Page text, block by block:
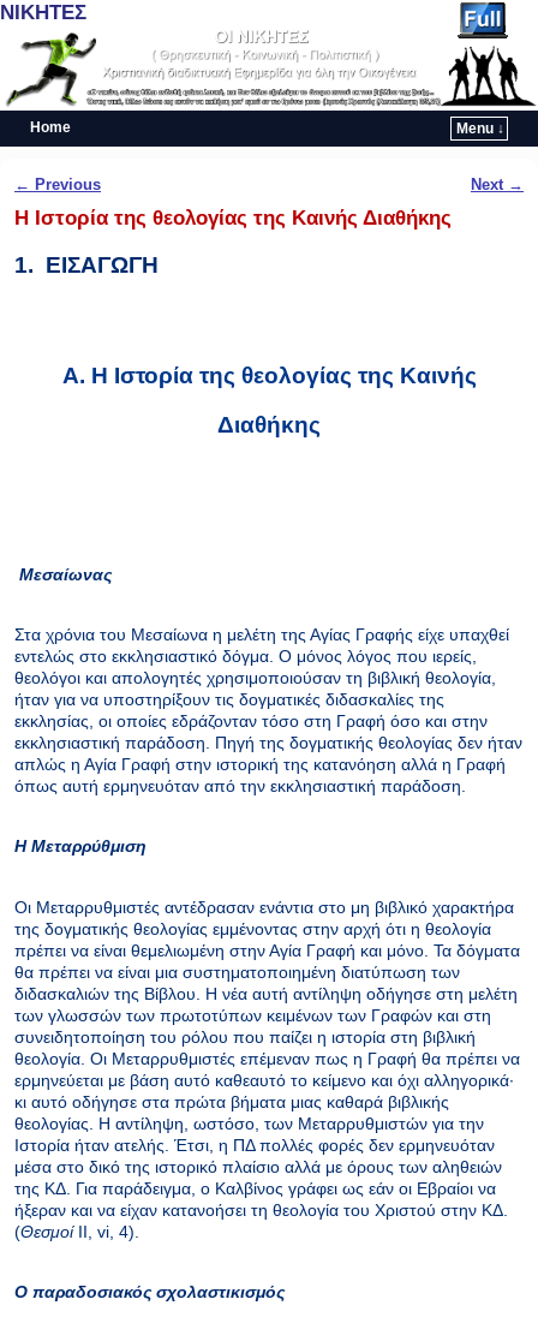
ΝΙΚΗΤΕΣ
Home
Menu ↓
Post navigation
← Previous Next →
Η Ιστορία της θεολογίας της Καινής Διαθήκης
1. ΕΙΣΑΓΩΓΗ
Α. Η Ιστορία της θεολογίας της Καινής
Διαθήκης
Μεσαίωνας
Στα χρόνια του Μεσαίωνα η μελέτη της Αγίας Γραφής είχε υπαχθεί
εντελώς στο εκκλησιαστικό δόγμα. Ο μόνος λόγος που ιερείς,
θεολόγοι και απολογητές χρησιμοποιούσαν τη βιβλική θεολογία,
ήταν για να υποστηρίξουν τις δογματικές διδασκαλίες της
εκκλησίας, οι οποίες εδράζονταν τόσο στη Γραφή όσο και στην
εκκλησιαστική παράδοση. Πηγή της δογματικής θεολογίας δεν ήταν
απλώς η Αγία Γραφή στην ιστορική της κατανόηση αλλά η Γραφή
όπως αυτή ερμηνευόταν από την εκκλησιαστική παράδοση.
Η Μεταρρύθμιση
Οι Μεταρρυθμιστές αντέδρασαν ενάντια στο μη βιβλικό χαρακτήρα
της δογματικής θεολογίας εμμένοντας στην αρχή ότι η θεολογία
πρέπει να είναι θεμελιωμένη στην Αγία Γραφή και μόνο. Τα δόγματα
θα πρέπει να είναι μια συστηματοποιημένη διατύπωση των
διδασκαλιών της Βίβλου. Η νέα αυτή αντίληψη οδήγησε στη μελέτη
των γλωσσών των πρωτοτύπων κειμένων των Γραφών και στη
συνειδητοποίηση του ρόλου που παίζει η ιστορία στη βιβλική
θεολογία. Οι Μεταρρυθμιστές επέμεναν πως η Γραφή θα πρέπει να
ερμηνεύεται με βάση αυτό καθεαυτό το κείμενο και όχι αλληγορικά·
κι αυτό οδήγησε στα πρώτα βήματα μιας καθαρά βιβλικής
θεολογίας. Η αντίληψη, ωστόσο, των Μεταρρυθμιστών για την
Ιστορία ήταν ατελής. Έτσι, η ΠΔ πολλές φορές δεν ερμηνευόταν
μέσα στο δικό της ιστορικό πλαίσιο αλλά με όρους των αληθειών
της ΚΔ. Για παράδειγμα, ο Καλβίνος γράφει ως εάν οι Εβραίοι να
ήξεραν και να είχαν κατανοήσει τη θεολογία του Χριστού στην ΚΔ.
(ΘεσμοίII, vi, 4).
Ο παραδοσιακός σχολαστικισμός